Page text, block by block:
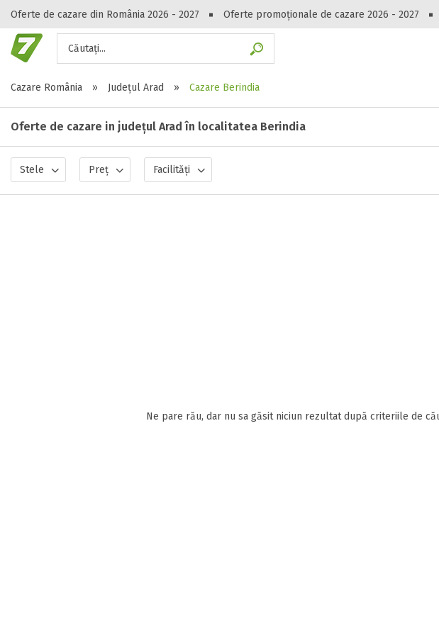
Oferte de cazare din România 2026 - 2027 Oferte promoționale de cazare 2026 - 2027
Căutați...
Peste
Gasești hoteluri, pensiuni,
Cazare România
» Județul Arad » Cazare Berindia
Oferte de cazare in județul Arad în localitatea Berindia
Stele Preț Facilități
Ne pare rău, dar nu sa găsit niciun rezultat după criteriile de